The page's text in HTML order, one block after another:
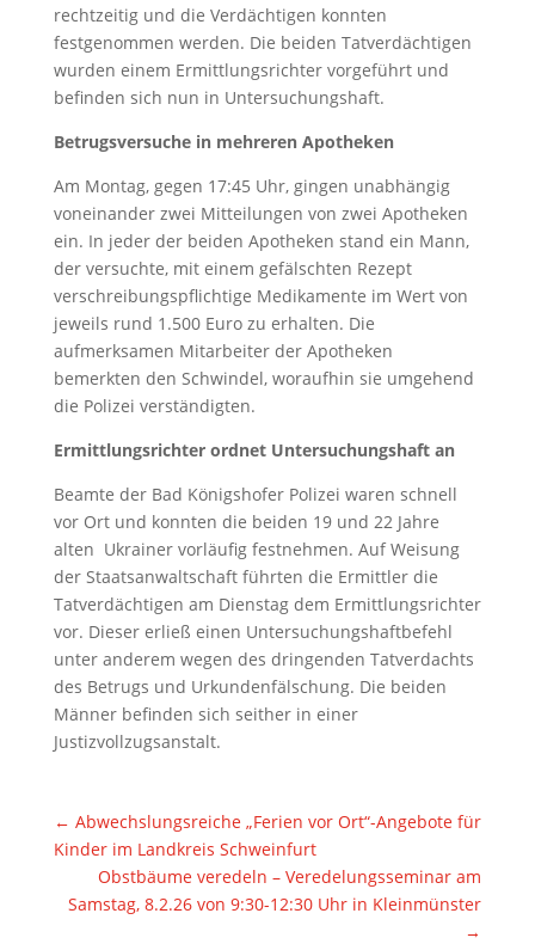
rechtzeitig und die Verdächtigen konnten
festgenommen werden. Die beiden Tatverdächtigen
wurden einem Ermittlungsrichter vorgeführt und
befinden sich nun in Untersuchungshaft.
Betrugsversuche in mehreren Apotheken
Am Montag, gegen 17:45 Uhr, gingen unabhängig
voneinander zwei Mitteilungen von zwei Apotheken
ein. In jeder der beiden Apotheken stand ein Mann,
der versuchte, mit einem gefälschten Rezept
verschreibungspflichtige Medikamente im Wert von
jeweils rund 1.500 Euro zu erhalten. Die
aufmerksamen Mitarbeiter der Apotheken
bemerkten den Schwindel, woraufhin sie umgehend
die Polizei verständigten.
Ermittlungsrichter ordnet Untersuchungshaft an
Beamte der Bad Königshofer Polizei waren schnell
vor Ort und konnten die beiden 19 und 22 Jahre
alten Ukrainer vorläufig festnehmen. Auf Weisung
der Staatsanwaltschaft führten die Ermittler die
Tatverdächtigen am Dienstag dem Ermittlungsrichter
vor. Dieser erließ einen Untersuchungshaftbefehl
unter anderem wegen des dringenden Tatverdachts
des Betrugs und Urkundenfälschung. Die beiden
Männer befinden sich seither in einer
Justizvollzugsanstalt.
← Abwechslungsreiche „Ferien vor Ort“-Angebote für
Kinder im Landkreis Schweinfurt
Obstbäume veredeln – Veredelungsseminar am
Samstag, 8.2.26 von 9:30-12:30 Uhr in Kleinmünster
→